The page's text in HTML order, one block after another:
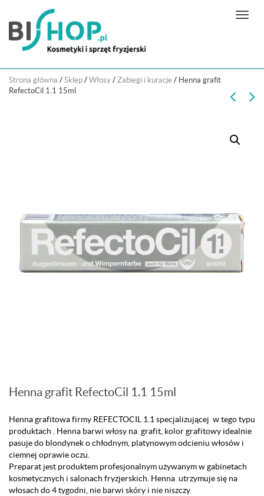
N
g
Strona główna / Sklep / Włosy / Zabiegi i kuracje / Henna grafit
RefectoCil 1.1 15ml
Henna grafit RefectoCil 1.1 15ml
Henna grafitowa firmy REFECTOCIL 1.1 specjalizującej w tego typu
produktach . Henna barwi włosy na grafit, kolor grafitowy idealnie
pasuje do blondynek o chłodnym, platynowym odcieniu włosów i
ciemnej oprawie oczu.
Preparat jest produktem profesjonalnym używanym w gabinetach
kosmetycznych i salonach fryzjerskich. Henna utrzymuje się na
włosach do 4 tygodni, nie barwi skóry i nie niszczy